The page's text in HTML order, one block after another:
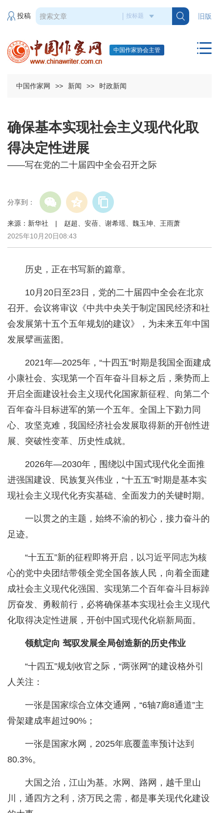
旧版
投稿
中国作家协会主管
中国作家网 >> 新闻 >> 时政新闻
确保基本实现社会主义现代化取
得决定性进展
——写在党的二十届四中全会召开之际
分享到：
来源：新华社 | 赵超、安蓓、谢希瑶、魏玉坤、王雨萧
2025年10月20日08:43
历史，正在书写新的篇章。
10月20日至23日，党的二十届四中全会在北京
召开。会议将审议《中共中央关于制定国民经济和社
会发展第十五个五年规划的建议》，为未来五年中国
发展擘画蓝图。
2021年—2025年，“十四五”时期是我国全面建成
小康社会、实现第一个百年奋斗目标之后，乘势而上
开启全面建设社会主义现代化国家新征程、向第二个
百年奋斗目标进军的第一个五年。全国上下勠力同
心、攻坚克难，我国经济社会发展取得新的开创性进
展、突破性变革、历史性成就。
2026年—2030年，围绕以中国式现代化全面推
进强国建设、民族复兴伟业，“十五五”时期是基本实
现社会主义现代化夯实基础、全面发力的关键时期。
一以贯之的主题，始终不渝的初心，接力奋斗的
足迹。
“十五五”新的征程即将开启，以习近平同志为核
心的党中央团结带领全党全国各族人民，向着全面建
成社会主义现代化强国、实现第二个百年奋斗目标踔
厉奋发、勇毅前行，必将确保基本实现社会主义现代
化取得决定性进展，开创中国式现代化崭新局面。
领航定向 驾驭发展全局创造新的历史伟业
“十四五”规划收官之际，“两张网”的建设格外引
人关注：
一张是国家综合立体交通网，“6轴7廊8通道”主
骨架建成率超过90%；
一张是国家水网，2025年底覆盖率预计达到
80.3%。
大国之治，江山为基。水网、路网，越千里山
川，通四方之利，济万民之需，都是事关现代化建设